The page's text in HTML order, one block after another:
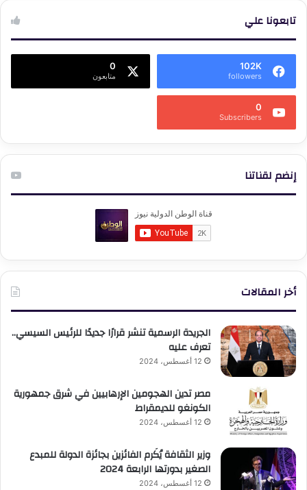
تابعونا علي
102K
followers
0
متابعون
0
Subscribers
إنضم لقناتنا
أخر المقالات
الجريدة الرسمية تنشر قرارًا جديدًا للرئيس السيسي..
تعرف عليه
12 أغسطس، 2024
مصر تدين الهجومين الإرهابيين في شرق جمهورية
الكونغو للديمقراط
12 أغسطس، 2024
وزير الثقافة يُكَرم الفائزين بجائزة الدولة للمبدع
الصغير بدورتها الرابعة 2024
12 أغسطس، 2024